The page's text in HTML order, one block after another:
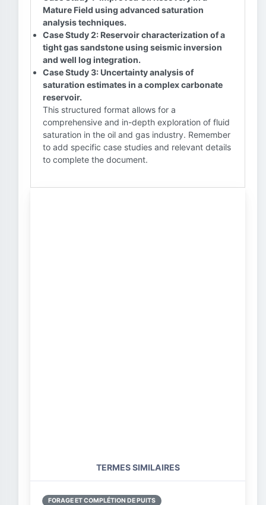
Mature Field using advanced saturation
analysis techniques.
Case Study 2: Reservoir characterization of a
tight gas sandstone using seismic inversion
and well log integration.
Case Study 3: Uncertainty analysis of
saturation estimates in a complex carbonate
reservoir.
This structured format allows for a
comprehensive and in-depth exploration of fluid
saturation in the oil and gas industry. Remember
to add specific case studies and relevant details
to complete the document.
TERMES SIMILAIRES
FORAGE ET COMPLÉTION DE PUITS